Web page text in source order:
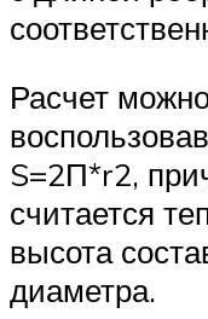
Расчет
S=2П*r2,
считается
высота
диаметра.